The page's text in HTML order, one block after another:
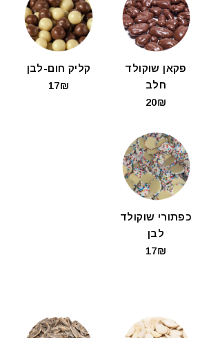
פקאן שוקולד
חלב
20₪
קליק חום-לבן
17₪
כפתורי שוקולד
לבן
17₪